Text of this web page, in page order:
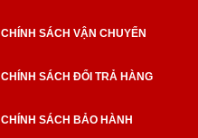
CHÍNH SÁCH VẬN CHUYỂN
CHÍNH SÁCH ĐỔI TRẢ HÀNG
CHÍNH SÁCH BẢO HÀNH